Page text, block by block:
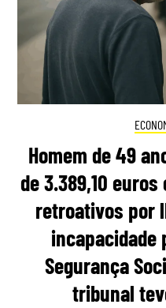
Homem de 49
de 3.389,10
retroativos por
incapacidade
Segurança
tribunal